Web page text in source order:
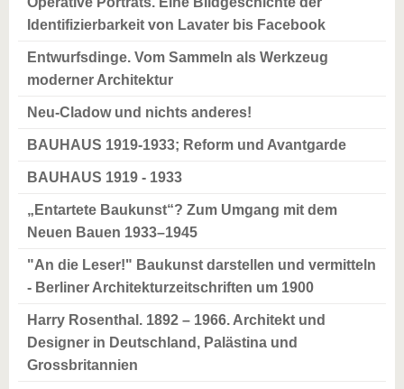
Identifizierbarkeit von Lavater bis Facebook
Entwurfsdinge. Vom Sammeln als Werkzeug
moderner Architektur
Neu-Cladow und nichts anderes!
BAUHAUS 1919-1933; Reform und Avantgarde
BAUHAUS 1919 - 1933
„Entartete Baukunst“? Zum Umgang mit dem
Neuen Bauen 1933–1945
"An die Leser!" Baukunst darstellen und vermitteln
- Berliner Architekturzeitschriften um 1900
Harry Rosenthal. 1892 – 1966. Architekt und
Designer in Deutschland, Palästina und
Grossbritannien